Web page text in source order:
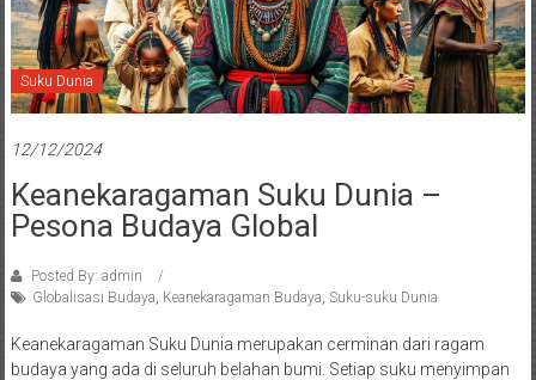
Suku Dunia
12/12/2024
Keanekaragaman Suku Dunia –
Pesona Budaya Global
Posted By: admin
Globalisasi Budaya Keanekaragaman Budaya Suku-suku Dunia
Keanekaragaman Suku Dunia merupakan cerminan dari ragam
budaya yang ada di seluruh belahan bumi. Setiap suku menyimpan